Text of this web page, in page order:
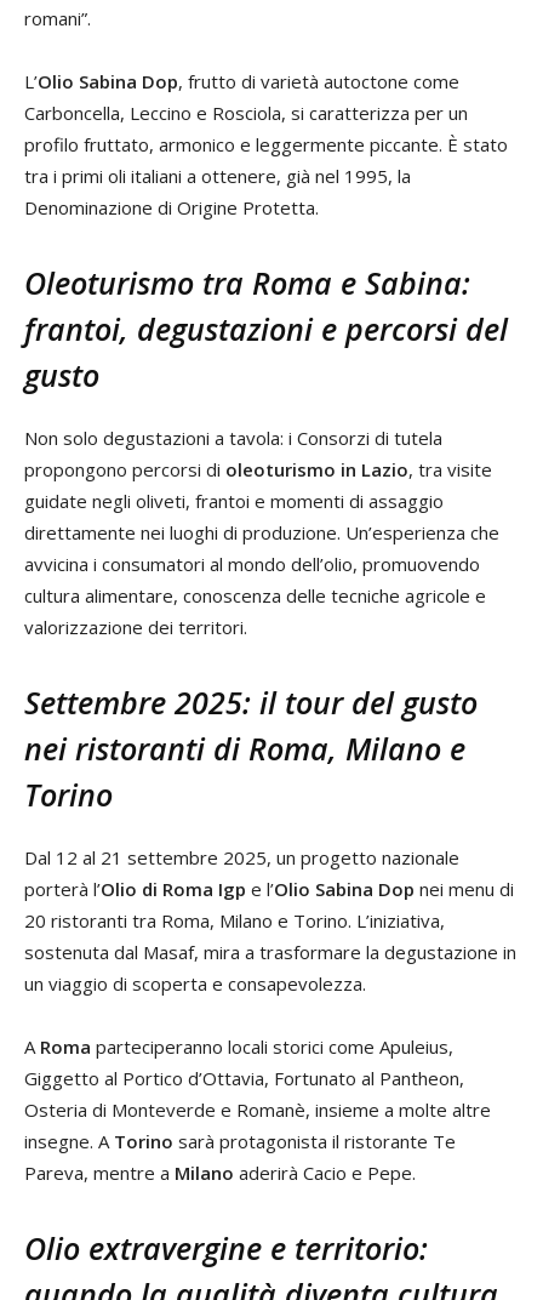
romani”.
L’Olio Sabina Dop, frutto di varietà autoctone come
Carboncella, Leccino e Rosciola, si caratterizza per un
profilo fruttato, armonico e leggermente piccante. È stato
tra i primi oli italiani a ottenere, già nel 1995, la
Denominazione di Origine Protetta.
Oleoturismo tra Roma e Sabina:
frantoi, degustazioni e percorsi del
gusto
Non solo degustazioni a tavola: i Consorzi di tutela
propongono percorsi di oleoturismo in Lazio, tra visite
guidate negli oliveti, frantoi e momenti di assaggio
direttamente nei luoghi di produzione. Un’esperienza che
avvicina i consumatori al mondo dell’olio, promuovendo
cultura alimentare, conoscenza delle tecniche agricole e
valorizzazione dei territori.
Settembre 2025: il tour del gusto
nei ristoranti di Roma, Milano e
Torino
Dal 12 al 21 settembre 2025, un progetto nazionale
porterà l’Olio di Roma Igp e l’Olio Sabina Dop nei menu di
20 ristoranti tra Roma, Milano e Torino. L’iniziativa,
sostenuta dal Masaf, mira a trasformare la degustazione in
un viaggio di scoperta e consapevolezza.
A Roma parteciperanno locali storici come Apuleius,
Giggetto al Portico d’Ottavia, Fortunato al Pantheon,
Osteria di Monteverde e Romanè, insieme a molte altre
insegne. A Torino sarà protagonista il ristorante Te
Pareva, mentre a Milano aderirà Cacio e Pepe.
Olio extravergine e territorio: